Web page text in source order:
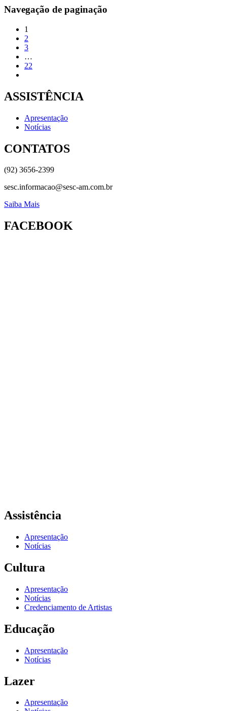
Navegação de paginação
1
2
3
…
22
ASSISTÊNCIA
Apresentação
Notícias
CONTATOS
(92) 3656-2399
sesc.informacao@sesc-am.com.br
Saiba Mais
FACEBOOK
Assistência
Apresentação
Notícias
Cultura
Apresentação
Notícias
Credenciamento de Artistas
Educação
Apresentação
Notícias
Lazer
Apresentação